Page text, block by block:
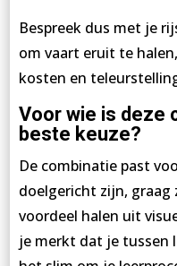
Bespreek dus met je
om vaart eruit te
kosten en
Voor wie is deze
beste keuze?
De combinatie past
doelgericht zijn,
voordeel halen uit
je merkt dat je tussen